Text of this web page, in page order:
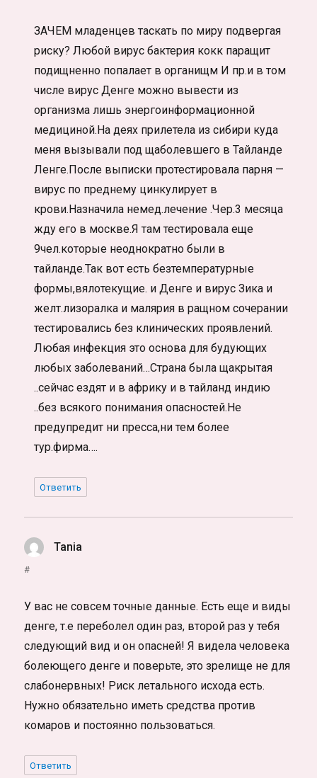
ЗАЧЕМ младенцев таскать по миру подвергая
риску? Любой вирус бактерия кокк паращит
подищненно попалает в органищм И пр.и в том
числе вирус Денге можно вывести из
организма лишь энергоинформационной
медициной.На деях прилетела из сибири куда
меня вызывали под щаболевшего в Тайланде
Ленге.После выписки протестировала парня —
вирус по преднему цинкулирует в
крови.Назначила немед.лечение .Чер.3 месяца
жду его в москве.Я там тестировала еще
9чел.которые неоднократно были в
тайланде.Так вот есть безтемпературные
формы,вялотекущие. и Денге и вирус Зика и
желт.лизоралка и малярия в ращном сочерании
тестировались без клинических проявлений.
Любая инфекция это основа для будующих
любых заболеваний…Страна была щакрытая
..сейчас ездят и в африку и в тайланд индию
..без всякого понимания опасностей.Не
предупредит ни пресса,ни тем более
тур.фирма….
Ответить
Tania
#
У вас не совсем точные данные. Есть еще и виды
денге, т.е переболел один раз, второй раз у тебя
следующий вид и он опасней! Я видела человека
болеющего денге и поверьте, это зрелище не для
слабонервных! Риск летального исхода есть.
Нужно обязательно иметь средства против
комаров и постоянно пользоваться.
Ответить